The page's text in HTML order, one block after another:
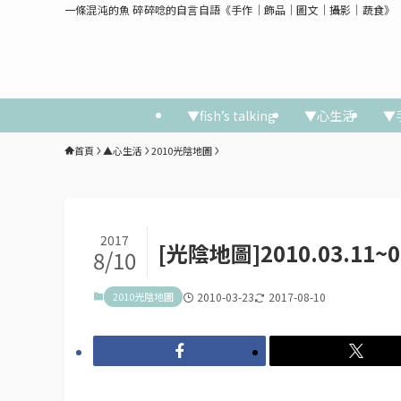
一條混沌的魚 碎碎唸的自言自語《手作│飾品│圖文│攝影│蔬食》
▼fish’s talking ▼心生活 ▼
首頁 ▲心生活 2010光陰地圖
[光陰地圖
2017
8/10
2010光陰地圖 2010-03-23 2017-08-10